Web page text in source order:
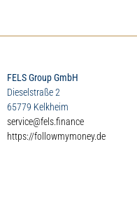
FELS Group GmbH
Dieselstraße 2
65779 Kelkheim
service@fels.finance
https://followmymoney.de